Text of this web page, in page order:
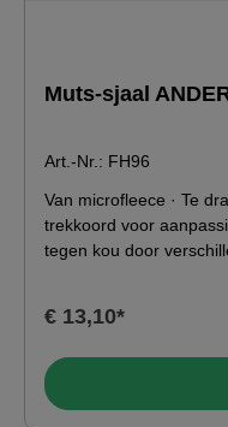
Muts-sjaal
Art.-Nr.: FH96
Van microfleece · Te
trekkoord voor
tegen kou door
polyesterSerie:
€ 13,10*